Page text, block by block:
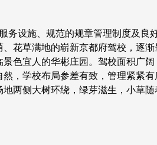
设施、规范的规章管理制度及良
花草满地的崭新京都府驾校，逐
色宜人的华彬庄园。驾校面积广
，学校布局参差有致，管理紧紧
两侧大树环绕，绿芽滋生，小草